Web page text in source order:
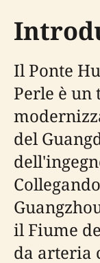
Il Ponte
Perle è
del
il Fiume
da arteria